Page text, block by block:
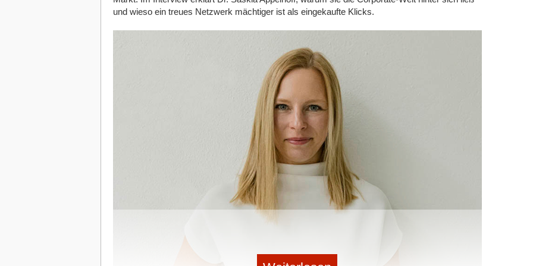
die Fortschritte seit dem Einstieg von Thomas Kyriakis: Man habe „den Schritt vom Labscale
zum Industrialscale erfolgreich gemeistert“. Dabei konnte das Team auf technologische
Unterstützung aus der Industrie zurückgreifen. Der Fokus liege nun darauf, ein leistungsfähiges
umzusetzen. Bei der Frage nach dem angestrebten Beteiligungsmodell bleibt der Gründer
pragmatisch: Man sei als Start-up zum jetzigen Zeitpunkt flexibel. Dass die Struktur belastbar
ist, untermauert das Unternehmen mit der FEDDEM GmbH & Co. KG als Partner im Bereich
Extrusion sowie ersten Pilotprojekten und Absichtserklärungen (LoI) von Firmen wie VITRA
Dass die Kölner gerade jetzt auf den Markt drängen, scheint passend getimt. Jedes Jahr
entstehen weltweit rund 120 Millionen Tonnen Textilabfälle, von denen der Großteil noch immer
verbrannt, deponiert oder in den globalen Süden exportiert wird. Der regulatorische Rahmen
zwingt den Markt nun jedoch zum Umdenken. Seit 2025 müssen Textilien in der EU getrennt
erfasst werden, zudem wurden die Regeln zur erweiterten Herstellerverantwortung (EPR)
verschärft. Ab Juli 2026 gilt für große Unternehmen außerdem ein striktes Verbot, unverkaufte
CRCL profitiert vom anstehenden Druck. Was aber, wenn die EU der Industrie nachgibt und
Fristen verschiebt? Für Oruz ist das globale Problem schlicht zu groß, um es weiter zu
ignorieren. Sollte Europa einknicken, greift ein Plan B: „Es ist gut möglich, dass andere Länder
und wieso ein treues Netzwerk mächtiger ist als eingekaufte Klicks.